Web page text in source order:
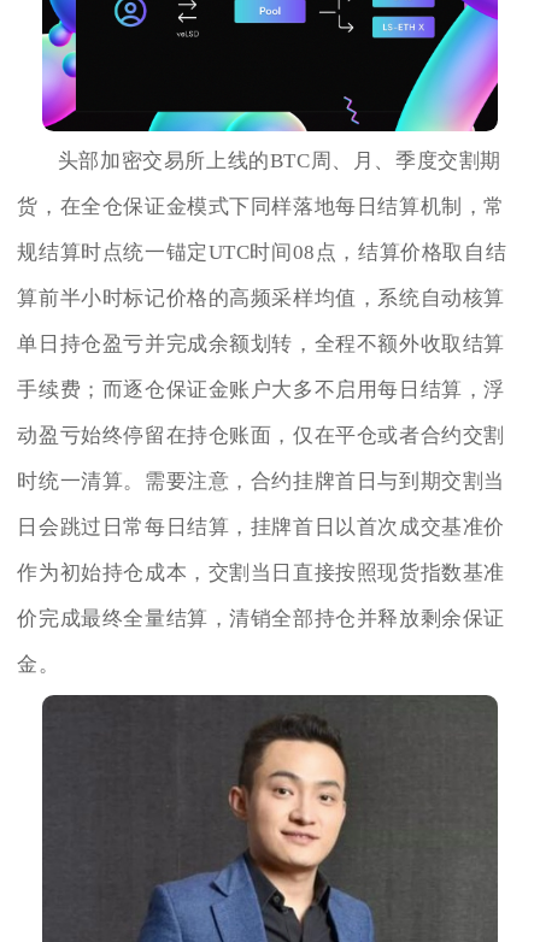
头部加密交易所上线的BTC周、月、季度交割期
货，在全仓保证金模式下同样落地每日结算机制，常
规结算时点统一锚定UTC时间08点，结算价格取自结
算前半小时标记价格的高频采样均值，系统自动核算
单日持仓盈亏并完成余额划转，全程不额外收取结算
手续费；而逐仓保证金账户大多不启用每日结算，浮
动盈亏始终停留在持仓账面，仅在平仓或者合约交割
时统一清算。需要注意，合约挂牌首日与到期交割当
日会跳过日常每日结算，挂牌首日以首次成交基准价
作为初始持仓成本，交割当日直接按照现货指数基准
价完成最终全量结算，清销全部持仓并释放剩余保证
金。